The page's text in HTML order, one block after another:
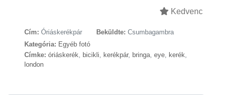
Kedvenc
Cím: Óriáskerékpár Beküldte: Csumbagambra
Kategória: Egyéb fotó
Címke: óriáskerék bicikli kerékpár, bringa eye kerék
london